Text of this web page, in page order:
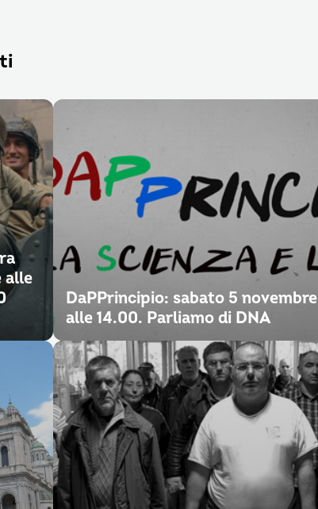
alle
DaPPrincipio: sabato 5 novembre
alle 14.00. Parliamo di DNA